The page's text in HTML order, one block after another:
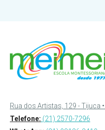
Rua dos Artistas, 129 - Tijuca •
Telefone: (21) 2570-7296